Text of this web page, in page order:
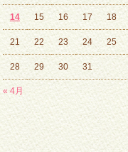
« 4月
14 15 16 17 18
21 22 23 24 25
28 29 30 31